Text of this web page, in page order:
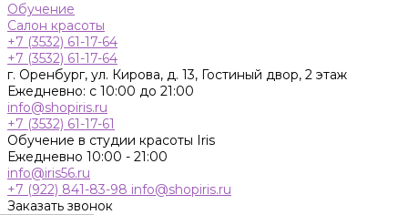
Обучение
Салон красоты
+7 (3532) 61-17-64
+7 (3532) 61-17-64
г. Оренбург, ул. Кирова, д. 13, Гостиный двор, 2 этаж
Ежедневно: с 10:00 до 21:00
info@shopiris.ru
+7 (3532) 61-17-61
Обучение в студии красоты Iris
Ежедневно 10:00 - 21:00
info@iris56.ru
+7 (922) 841-83-98 info@shopiris.ru
Заказать звонок